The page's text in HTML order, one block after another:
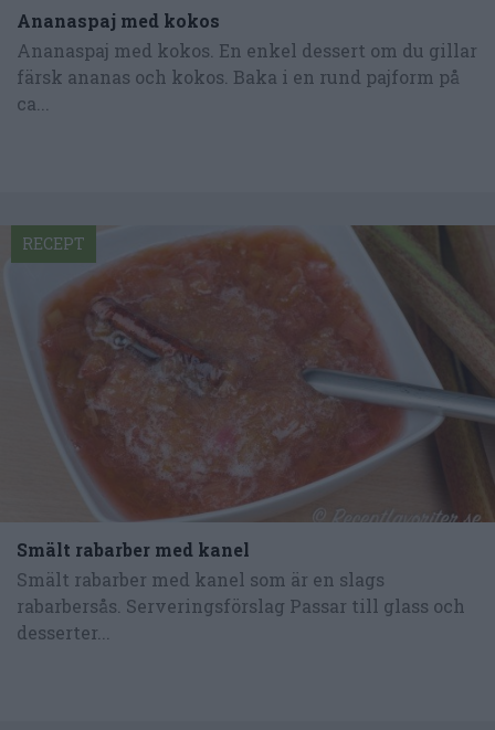
Ananaspaj med kokos
Ananaspaj med kokos. En enkel dessert om du gillar
färsk ananas och kokos. Baka i en rund pajform på
ca...
Smält rabarber med kanel
Smält rabarber med kanel som är en slags
rabarbersås. Serveringsförslag Passar till glass och
desserter...
RECEPT